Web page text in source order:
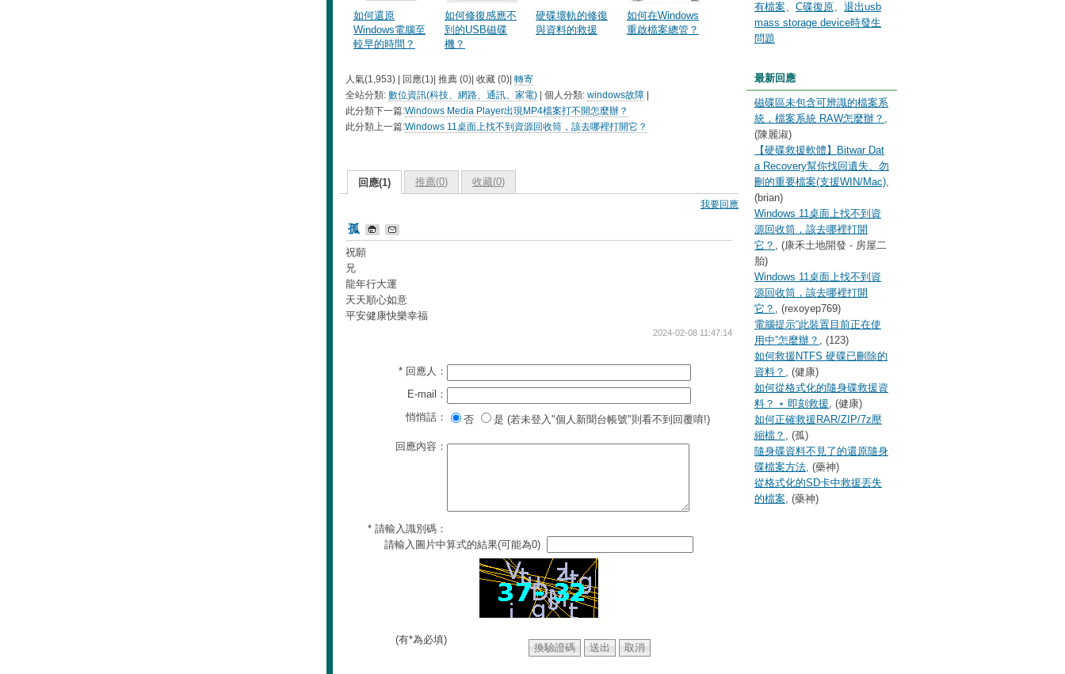
如何還原
Windows電腦至
較早的時間？
如何修復感應不
到的USB磁碟
機？
硬碟壞軌的修復
與資料的救援
如何在Windows
重啟檔案總管？
人氣(1,953) | 回應(1)| 推薦 (0)| 收藏 (0)| 轉寄
全站分類: 數位資訊(科技、網路、通訊、家電) | 個人分類: windows故障
此分類下一篇:Windows Media Player出現MP4檔案打不開怎麼辦？
此分類上一篇:Windows 11桌面上找不到資源回收筒，該去哪裡打開它？
回應(1) 推薦(0) 收藏(0)
我要回應
孤
祝願
兄
龍年行大運
天天順心如意
平安健康快樂幸福
2024-02-08 11:47:14
* 回應人：
E-mail：
悄悄話：
否 是 (若未登入"個人新聞台帳號"則看不到回覆唷!)
回應內容：
* 請輸入識別碼：
請輸入圖片中算式的結果(可能為0)
(有*為必填)
有檔案、 C碟復原、 退出usb
mass storage device時發生
問題
最新回應
磁碟區未包含可辨識的檔案系
統，檔案系統 RAW怎麼辦？ ,
(陳麗淑)
【硬碟救援軟體】Bitwar Dat
a Recovery幫你找回遺失、勿
刪的重要檔案(支援WIN/Mac),
(brian)
Windows 11桌面上找不到資
源回收筒，該去哪裡打開
它？ , (康禾土地開發 - 房屋二
胎)
Windows 11桌面上找不到資
源回收筒，該去哪裡打開
它？ , (rexoyep769)
電腦提示“此裝置目前正在使
用中”怎麼辦？ , (123)
如何救援NTFS 硬碟已刪除的
資料？ , (健康)
如何從格式化的隨身碟救援資
料？ ⋆ 即刻救援, (健康)
如何正確救援RAR/ZIP/7z壓
縮檔？ , (孤)
隨身碟資料不見了的還原隨身
碟檔案方法, (藥神)
從格式化的SD卡中救援丟失
的檔案, (藥神)